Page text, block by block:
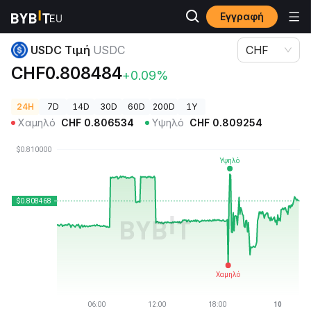
Εγγραφή
Τιμές Κρυπτονομισμάτων USDC Τιμή USDC
USDC Τιμή USDC
CHF0.808484+0.09%
CHF
24H 7D 14D 30D 60D 200D 1Y
Χαμηλό CHF 0.806534 Υψηλό CHF 0.809254